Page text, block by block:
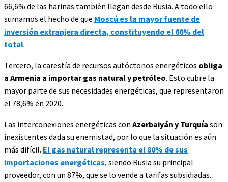
66,6% de las harinas también llegan desde Rusia. A todo ello
sumamos el hecho de que Moscú es la mayor fuente de
inversión extranjera directa, constituyendo el 60% del
total.
Tercero, la carestía de recursos autóctonos energéticos obliga
a Armenia a importar gas natural y petróleo. Esto cubre la
mayor parte de sus necesidades energéticas, que representaron
el 78,6% en 2020.
Las interconexiones energéticas con Azerbaiyán y Turquía son
inexistentes dada su enemistad, por lo que la situación es aún
más difícil. El gas natural representa el 80% de sus
importaciones energéticas, siendo Rusia su principal
proveedor, con un 87%, que se lo vende a tarifas subsidiadas.